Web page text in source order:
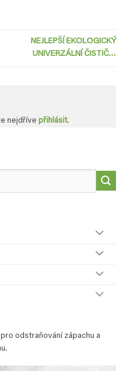
NEJLEPŠÍ EKOLOGICKÝ
UNIVERZÁLNÍ ČISTIČ…
nejdříve přihlásit.
odstraňování zápachu a